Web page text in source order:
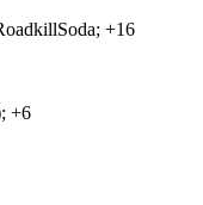
+16
+6